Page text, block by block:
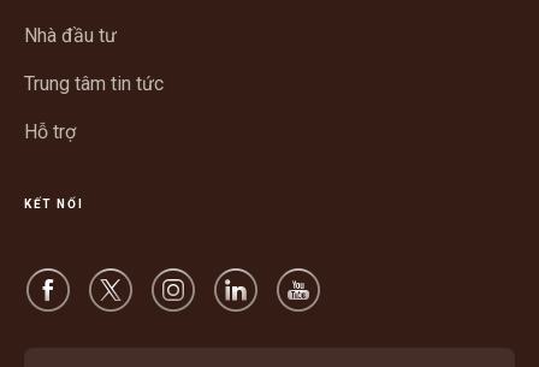
Nhà đầu tư
Trung tâm tin tức
Hỗ trợ
KẾT NỐI